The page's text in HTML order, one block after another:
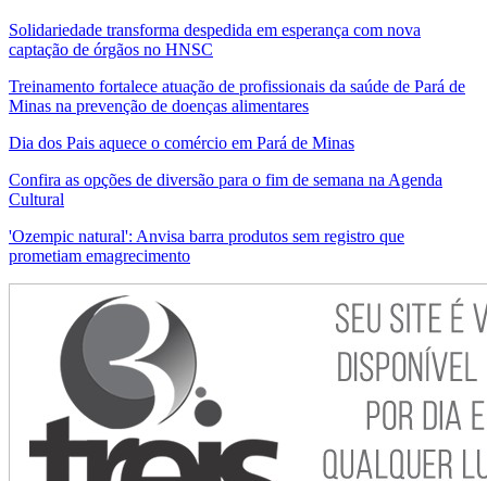
Solidariedade transforma despedida em esperança com nova
captação de órgãos no HNSC
Treinamento fortalece atuação de profissionais da saúde de Pará de
Minas na prevenção de doenças alimentares
Dia dos Pais aquece o comércio em Pará de Minas
Confira as opções de diversão para o fim de semana na Agenda
Cultural
'Ozempic natural': Anvisa barra produtos sem registro que
prometiam emagrecimento